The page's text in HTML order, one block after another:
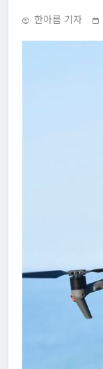
한아름 기자